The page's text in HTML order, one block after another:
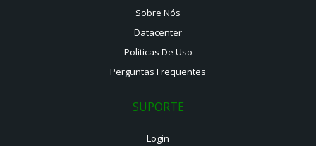
Sobre Nós
Datacenter
Politicas De Uso
Perguntas Frequentes
SUPORTE
Login